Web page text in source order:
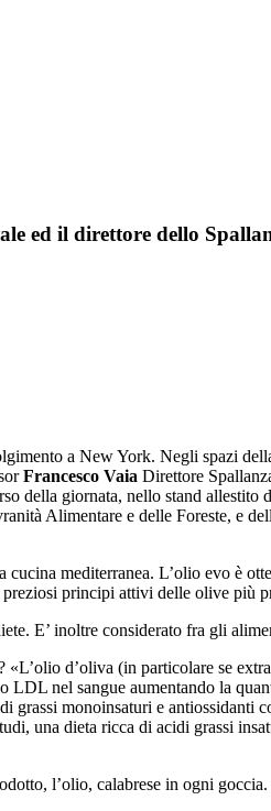
ed il direttore dello
a New York. Negli spazi
Francesco Vaia Direttore
della giornata, nello stand allestito
Alimentare e delle Foreste, e
mediterranea. L’olio evo è
principi attivi delle olive più
E’ inoltre considerato fra gli
d’oliva (in particolare se
nel sangue aumentando la
monoinsaturi e antiossidanti
una dieta ricca di acidi grassi
l’olio, calabrese in ogni goccia.